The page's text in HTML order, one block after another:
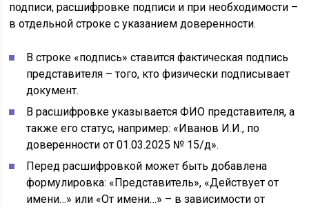
подписи, расшифровке подписи и при необходимости –
в отдельной строке с указанием доверенности.
В строке «подпись» ставится фактическая подпись
представителя – того, кто физически подписывает
документ.
В расшифровке указывается ФИО представителя, а
также его статус, например: «Иванов И.И., по
доверенности от 01.03.2025 № 15/д».
Перед расшифровкой может быть добавлена
формулировка: «Представитель», «Действует от
имени…» или «От имени…» – в зависимости от